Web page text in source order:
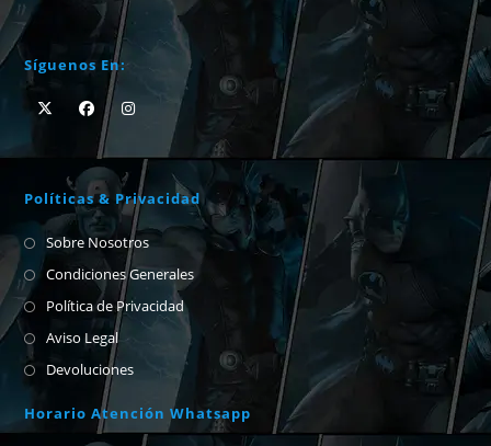
Síguenos En:
Políticas & Privacidad
Sobre Nosotros
Condiciones Generales
Política de Privacidad
Aviso Legal
Devoluciones
Horario Atención Whatsapp